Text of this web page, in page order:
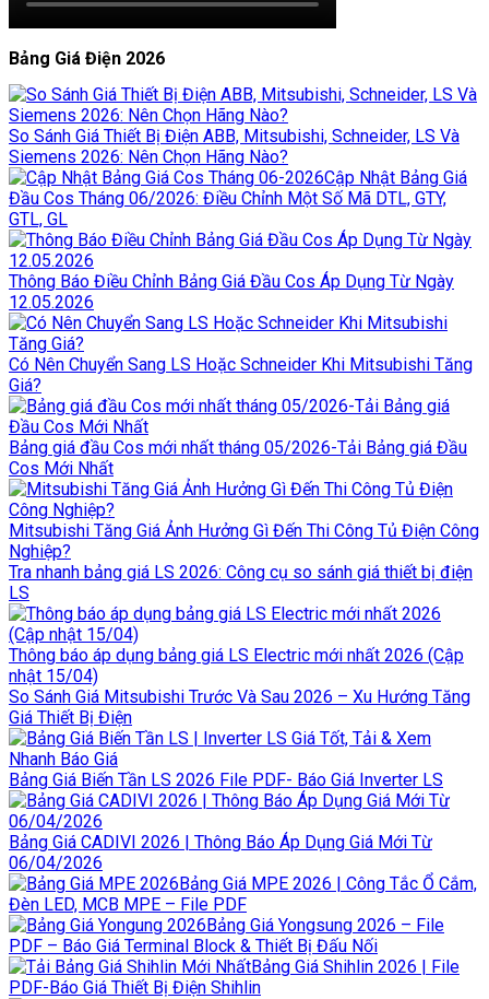
Bảng Giá Điện 2026
So Sánh Giá Thiết Bị Điện ABB, Mitsubishi, Schneider, LS Và
Siemens 2026: Nên Chọn Hãng Nào?
Cập Nhật Bảng Giá
Đầu Cos Tháng 06/2026: Điều Chỉnh Một Số Mã DTL, GTY,
GTL, GL
Thông Báo Điều Chỉnh Bảng Giá Đầu Cos Áp Dụng Từ Ngày
12.05.2026
Có Nên Chuyển Sang LS Hoặc Schneider Khi Mitsubishi Tăng
Giá?
Bảng giá đầu Cos mới nhất tháng 05/2026-Tải Bảng giá Đầu
Cos Mới Nhất
Mitsubishi Tăng Giá Ảnh Hưởng Gì Đến Thi Công Tủ Điện Công
Nghiệp?
Tra nhanh bảng giá LS 2026: Công cụ so sánh giá thiết bị điện
LS
Thông báo áp dụng bảng giá LS Electric mới nhất 2026 (Cập
nhật 15/04)
So Sánh Giá Mitsubishi Trước Và Sau 2026 – Xu Hướng Tăng
Giá Thiết Bị Điện
Bảng Giá Biến Tần LS 2026 File PDF- Báo Giá Inverter LS
Bảng Giá CADIVI 2026 | Thông Báo Áp Dụng Giá Mới Từ
06/04/2026
Bảng Giá MPE 2026 | Công Tắc Ổ Cắm,
Đèn LED, MCB MPE – File PDF
Bảng Giá Yongsung 2026 – File
PDF – Báo Giá Terminal Block & Thiết Bị Đấu Nối
Bảng Giá Shihlin 2026 | File
PDF-Báo Giá Thiết Bị Điện Shihlin